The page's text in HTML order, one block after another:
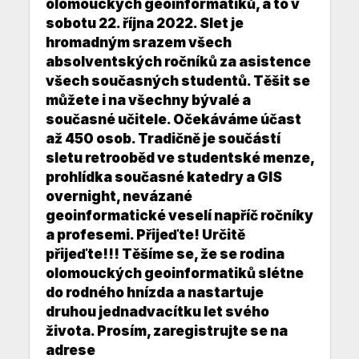
olomouckých geoinformatiků, a to v
sobotu 22. října 2022. Slet je
hromadným srazem všech
absolventských ročníků za asistence
všech současných studentů. Těšit se
můžete i na všechny bývalé a
současné učitele. Očekáváme účast
až 450 osob. Tradičně je součástí
sletu retrooběd ve studentské menze,
prohlídka současné katedry a GIS
overnight, nevázané
geoinformatické veselí napříč ročníky
a profesemi. Přijeďte! Určitě
přijeďte!!! Těšíme se, že se rodina
olomouckých geoinformatiků slétne
do rodného hnízda a nastartuje
druhou jednadvacítku let svého
života. Prosím, zaregistrujte se na
adrese